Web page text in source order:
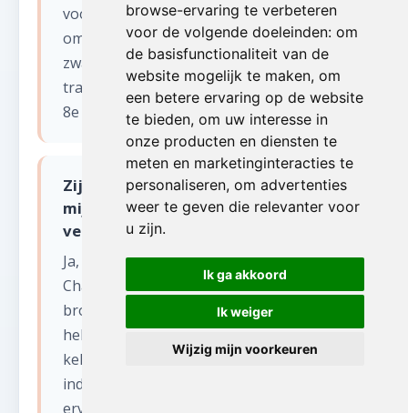
browse-ervaring te verbeteren
voor de volgende doeleinden: om
de basisfunctionaliteit van de
website mogelijk te maken, om
een betere ervaring op de website
te bieden, om uw interesse in
onze producten en diensten te
meten en marketinginteracties te
personaliseren, om advertenties
weer te geven die relevanter voor
u zijn.
Ik ga akkoord
Ik weiger
Wijzig mijn voorkeuren
voor appartementen in Strée en
omgeving. Dit is vooral handig voor
zware meubels en wanneer het
trappenhuis te smal is. De lift kan tot de
8e verdieping reiken.
Zijn jullie actief in de voormalige
mijnstreek van Henegouwen voor
verhuizen?
Ja, wij kennen de regio Borinage,
Charleroi en het Centre als onze
broekzak. Veel woningen in deze regio
hebben specifieke kenmerken zoals diepe
kelders en grote zolders uit het
industrieel tijdperk. Wij hebben ruime
ervaring met dit type panden.